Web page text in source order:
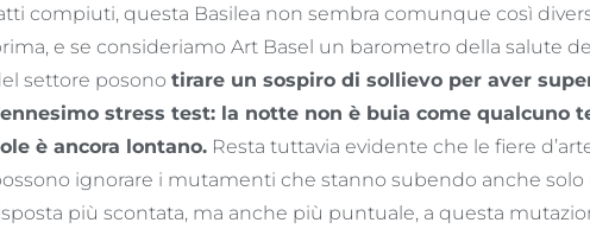
compiuti, questa Basilea non sembra comunque così
e se consideriamo Art Basel un barometro della salute
settore posono tirare un sospiro di sollievo per aver
stress test: la notte non è buia come qualcuno
è ancora lontano.Resta tuttavia evidente che le fiere
ignorare i mutamenti che stanno subendo anche solo
più scontata, ma anche più puntuale, a questa